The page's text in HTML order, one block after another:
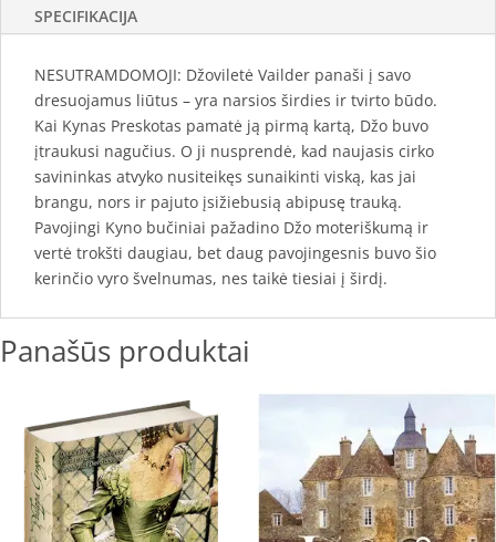
SPECIFIKACIJA
NESUTRAMDOMOJI: Džoviletė Vailder panaši į savo
dresuojamus liūtus – yra narsios širdies ir tvirto būdo.
Kai Kynas Preskotas pamatė ją pirmą kartą, Džo buvo
įtraukusi nagučius. O ji nusprendė, kad naujasis cirko
savininkas atvyko nusiteikęs sunaikinti viską, kas jai
brangu, nors ir pajuto įsižiebusią abipusę trauką.
Pavojingi Kyno bučiniai pažadino Džo moteriškumą ir
vertė trokšti daugiau, bet daug pavojingesnis buvo šio
kerinčio vyro švelnumas, nes taikė tiesiai į širdį.
Panašūs produktai